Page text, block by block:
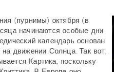
(пурнимы) октября (в
начинаются особые дни
календарь основан
движении Солнца. Так вот,
Картика, поскольку